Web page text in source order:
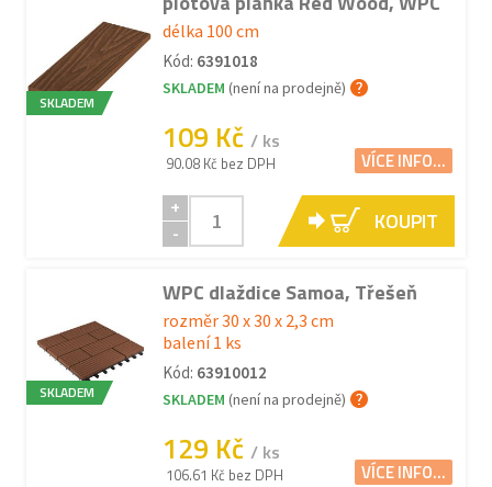
SKLADEM
délka 100 cm
Kód: 6391018
SKLADEM (není na prodejně)
109 Kč / ks
90.08 Kč bez DPH VÍCE INFO...
+
-
KOUPIT
SKLADEM
WPC dlaždice Samoa, Třešeň
rozměr 30 x 30 x 2,3 cm
balení 1 ks
Kód: 63910012
SKLADEM (není na prodejně)
129 Kč / ks
106.61 Kč bez DPH VÍCE INFO...